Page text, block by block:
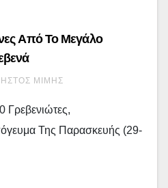
Από Το Μεγάλο
ΜΊΜΗΣ
Γρεβενιώτες,
Της Παρασκευής (29-